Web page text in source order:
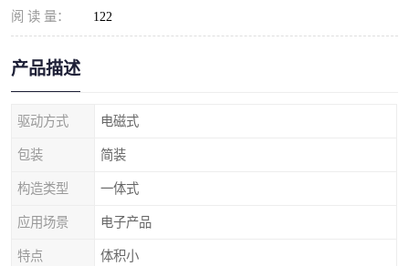
阅 读 量： 122
产品描述
驱动方式 电磁式
包装 简装
构造类型 一体式
应用场景 电子产品
特点 体积小